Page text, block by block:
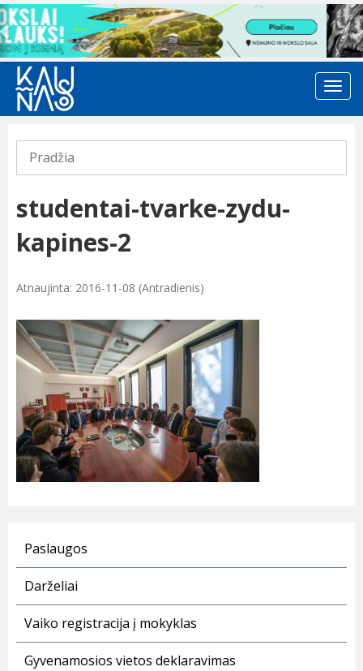
Previous
Pradžia
studentai-tvarke-zydu-
kapines-2
Atnaujinta: 2016-11-08 (Antradienis)
Paslaugos
Darželiai
Vaiko registracija į mokyklas
Gyvenamosios vietos deklaravimas